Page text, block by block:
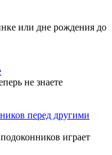
или дне рождения до
не знаете
перед другими
играет